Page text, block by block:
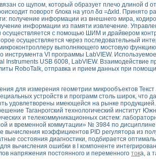
National Instruments
с целью отладки систем управления
состава
трубах
систем
экраноплана
со щупом, который образует плечо длиной d
поворот блока на угол δα =∆хId. Принято
получение информации из внешнего мира,
информации из памяти извлечение.
осуществляется с помощью ШИМ и драйвером
осуществляется через последовательный
выполняющего мостовую
VI программы LabVIEW. Используемое
USB 6008, LabVIEW. Взаимодействие
RoboTalk, отправка и прием данных при
для измерения геометрии микрообъектов
устройств и программ столь широк, что
удовлетворены имеющейся на рынке
Таганрогский технологический институт
и телекоммуникационных систем:
и временной коммутации» № 3984 по
вычисления коэффициентов PID регулятора из
состояния диагностики, подбирается
вычисления ошибки в I компоненте
напряжения постоянного и переменного тока, а